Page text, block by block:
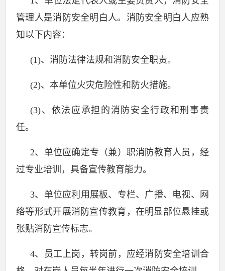
管理人是消防安全明白人。消防安全明白人应熟
知以下内容：
(1)、消防法律法规和消防安全职责。
(2)、本单位火灾危险性和防火措施。
(3)、依法应承担的消防安全行政和刑事责
任。
2、单位应确定专（兼）职消防教育人员，经
过专业培训，具备宣传教育能力。
3、单位应利用展板、专栏、广播、电视、网
络等形式开展消防宣传教育，在明显部位悬挂或
张贴消防宣传标志。
4、员工上岗，转岗前，应经消防安全培训合